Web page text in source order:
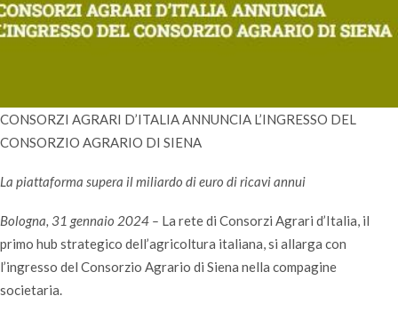
CONSORZI AGRARI D’ITALIA ANNUNCIA L’INGRESSO DEL
CONSORZIO AGRARIO DI SIENA
La piattaforma supera il miliardo di euro di ricavi annui
Bologna, 31 gennaio 2024 – La rete di Consorzi Agrari d’Italia, il
primo hub strategico dell’agricoltura italiana, si allarga con
l’ingresso del Consorzio Agrario di Siena nella compagine
societaria.